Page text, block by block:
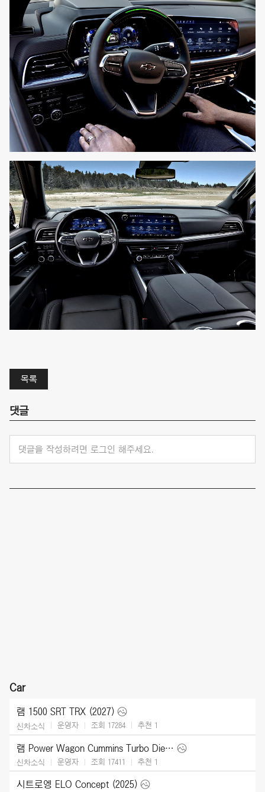
목록
댓글
댓글을 작성하려면 로그인 해주세요.
Car
램 1500 SRT TRX (2027)
신차소식 운영자 조회 17284 추천 1
램 Power Wagon Cummins Turbo Diesel (2027)
신차소식 운영자 조회 17411 추천 1
시트로엥 ELO Concept (2025)